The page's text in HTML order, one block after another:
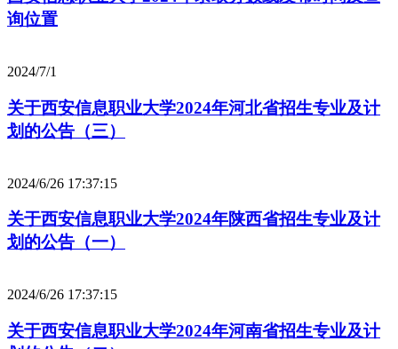
询位置
2024/7/1
关于西安信息职业大学2024年河北省招生专业及计
划的公告（三）
2024/6/26 17:37:15
关于西安信息职业大学2024年陕西省招生专业及计
划的公告（一）
2024/6/26 17:37:15
关于西安信息职业大学2024年河南省招生专业及计